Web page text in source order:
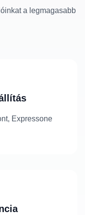
a legmagasabb
Expressone